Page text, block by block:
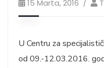
15 Marta, 2016
U Centru za
od 09.-12.03.2016.